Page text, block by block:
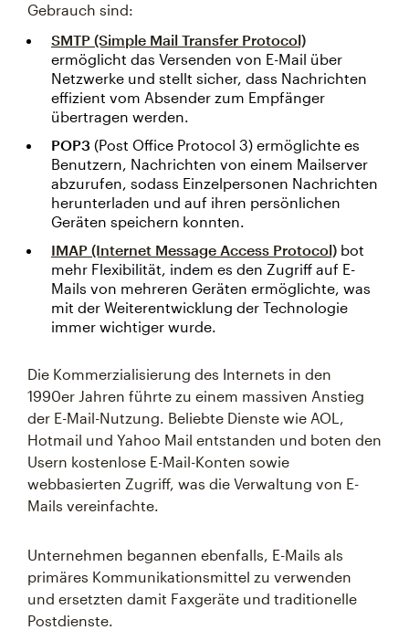
Gebrauch sind:
SMTP (Simple Mail Transfer Protocol)
ermöglicht das Versenden von E-Mail über
Netzwerke und stellt sicher, dass Nachrichten
effizient vom Absender zum Empfänger
übertragen werden.
POP3 (Post Office Protocol 3) ermöglichte es
Benutzern, Nachrichten von einem Mailserver
abzurufen, sodass Einzelpersonen Nachrichten
herunterladen und auf ihren persönlichen
Geräten speichern konnten.
IMAP (Internet Message Access Protocol) bot
mehr Flexibilität, indem es den Zugriff auf E-
Mails von mehreren Geräten ermöglichte, was
mit der Weiterentwicklung der Technologie
immer wichtiger wurde.
Die Kommerzialisierung des Internets in den
1990er Jahren führte zu einem massiven Anstieg
der E-Mail-Nutzung. Beliebte Dienste wie AOL,
Hotmail und Yahoo Mail entstanden und boten den
Usern kostenlose E-Mail-Konten sowie
webbasierten Zugriff, was die Verwaltung von E-
Mails vereinfachte.
Unternehmen begannen ebenfalls, E-Mails als
primäres Kommunikationsmittel zu verwenden
und ersetzten damit Faxgeräte und traditionelle
Postdienste.